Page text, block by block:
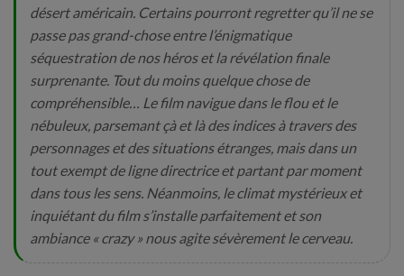
désert américain. Certains pourront regretter qu’il ne se
passe pas grand-chose entre l’énigmatique
séquestration de nos héros et la révélation finale
surprenante. Tout du moins quelque chose de
compréhensible… Le film navigue dans le flou et le
nébuleux, parsemant çà et là des indices à travers des
personnages et des situations étranges, mais dans un
tout exempt de ligne directrice et partant par moment
dans tous les sens. Néanmoins, le climat mystérieux et
inquiétant du film s’installe parfaitement et son
ambiance « crazy » nous agite sévèrement le cerveau.